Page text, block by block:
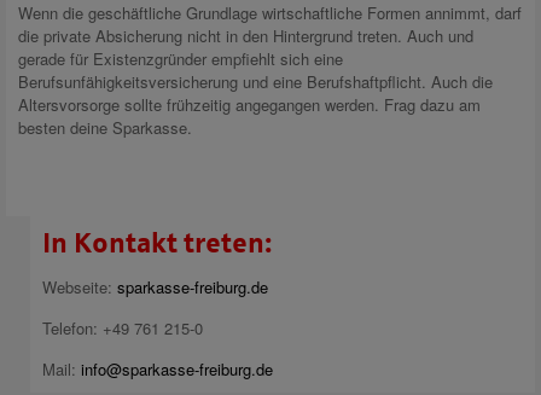
Wenn die geschäftliche Grundlage wirtschaftliche Formen annimmt, darf
die private Absicherung nicht in den Hintergrund treten. Auch und
gerade für Existenzgründer empfiehlt sich eine
Berufsunfähigkeitsversicherung und eine Berufshaftpflicht. Auch die
Altersvorsorge sollte frühzeitig angegangen werden. Frag dazu am
besten deine Sparkasse.
In Kontakt treten:
Webseite: sparkasse-freiburg.de
Telefon: +49 761 215-0
Mail: info@sparkasse-freiburg.de